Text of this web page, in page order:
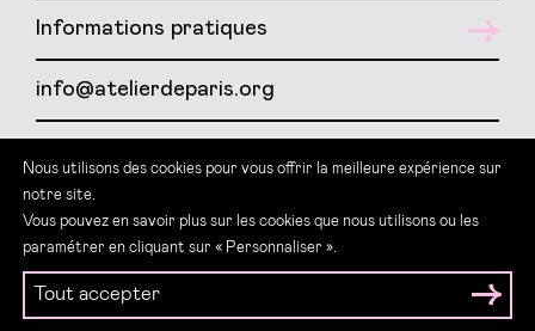
Informations pratiques
info@atelierdeparis.org
Teams : LSF Atelier de Paris
Nous utilisons des cookies pour vous offrir la meilleure expérience sur
notre site.
Vous pouvez en savoir plus sur les cookies que nous utilisons ou les
paramétrer en cliquant sur « Personnaliser ».
Tout accepter